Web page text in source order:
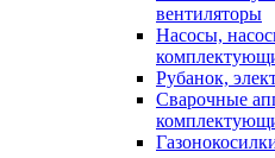
вентиляторы
Насосы,
Рубанок,
Сварочные